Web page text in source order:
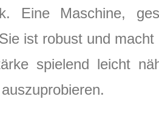
Eine Maschine,
ist robust und
spielend leicht